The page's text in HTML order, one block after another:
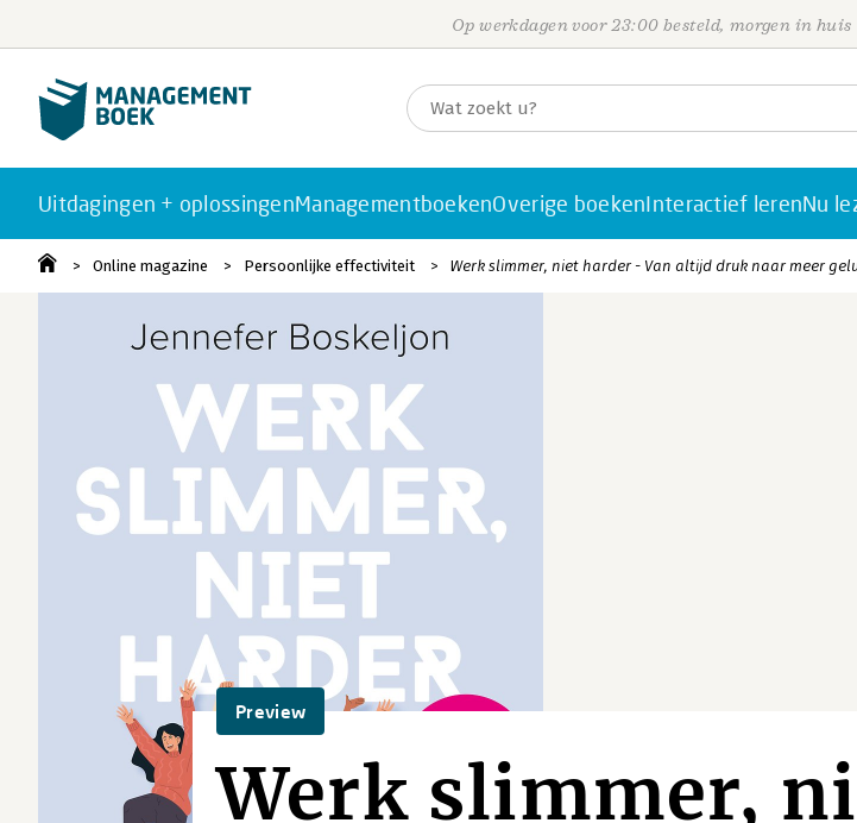
Op werkdagen voor 23:00 besteld, morgen in huis
Uitdagingen + oplossingenManagementboekenOverige boekenInteractief lerenNu
Online magazine Persoonlijke effectiviteit Werk slimmer, niet harder - Van altijd druk naar meer
Preview
Werk slimmer,